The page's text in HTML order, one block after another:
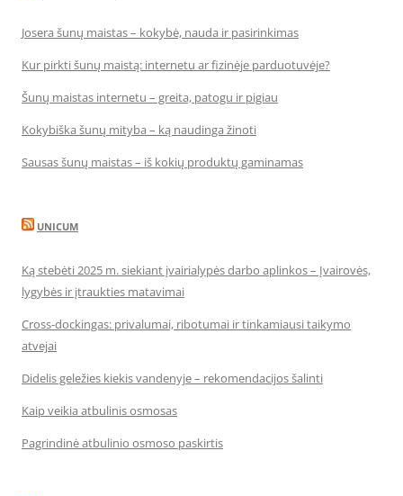
Josera šunų maistas – kokybė, nauda ir pasirinkimas
Kur pirkti šunų maistą: internetu ar fizinėje parduotuvėje?
Šunų maistas internetu – greita, patogu ir pigiau
Kokybiška šunų mityba – ką naudinga žinoti
Sausas šunų maistas – iš kokių produktų gaminamas
UNICUM
Ką stebėti 2025 m. siekiant įvairialypės darbo aplinkos – Įvairovės,
lygybės ir įtraukties matavimai
Cross-dockingas: privalumai, ribotumai ir tinkamiausi taikymo
atvejai
Didelis geležies kiekis vandenyje – rekomendacijos šalinti
Kaip veikia atbulinis osmosas
Pagrindinė atbulinio osmoso paskirtis